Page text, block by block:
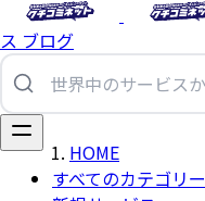
ス ブログ
すべてのカテゴリー
HOME